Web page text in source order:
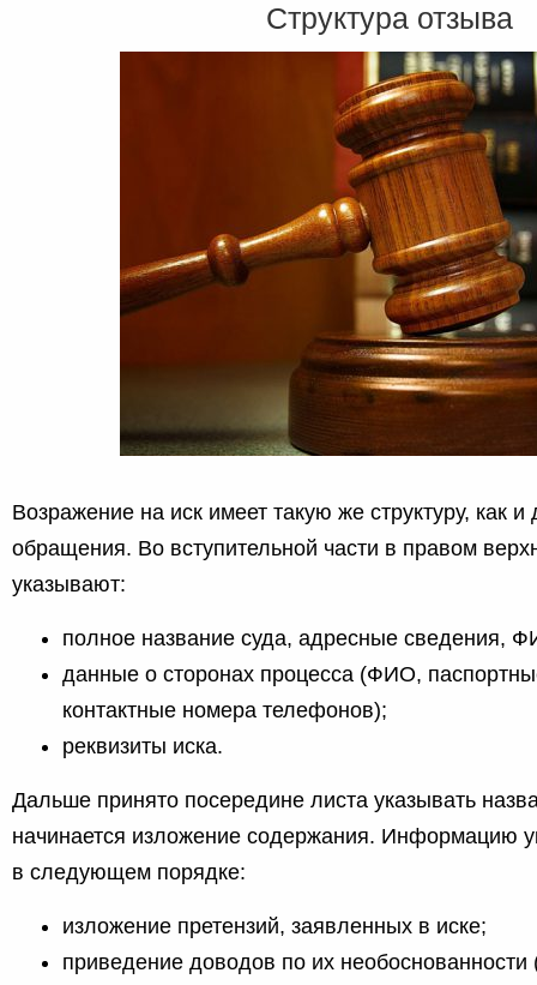
Структура отзыва
Возражение на иск имеет такую же структуру, как и
обращения. Во вступительной части в правом
указывают:
полное название суда, адресные сведения,
данные о сторонах процесса (ФИО,
контактные номера телефонов);
реквизиты иска.
Дальше принято посередине листа указывать
начинается изложение содержания. Информацию
в следующем порядке:
изложение претензий, заявленных в иске;
приведение доводов по их необоснованности